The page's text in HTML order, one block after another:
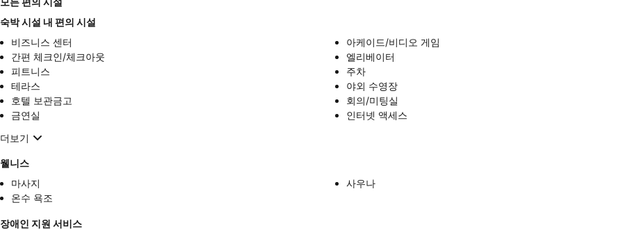
숙박 시설 내 편의 시설
비즈니스 센터
아케이드/비디오 게임
간편 체크인/체크아웃
엘리베이터
피트니스
주차
테라스
야외 수영장
호텔 보관금고
회의/미팅실
금연실
인터넷 액세스
더보기
웰니스
마사지
사우나
온수 욕조
장애인 지원 서비스